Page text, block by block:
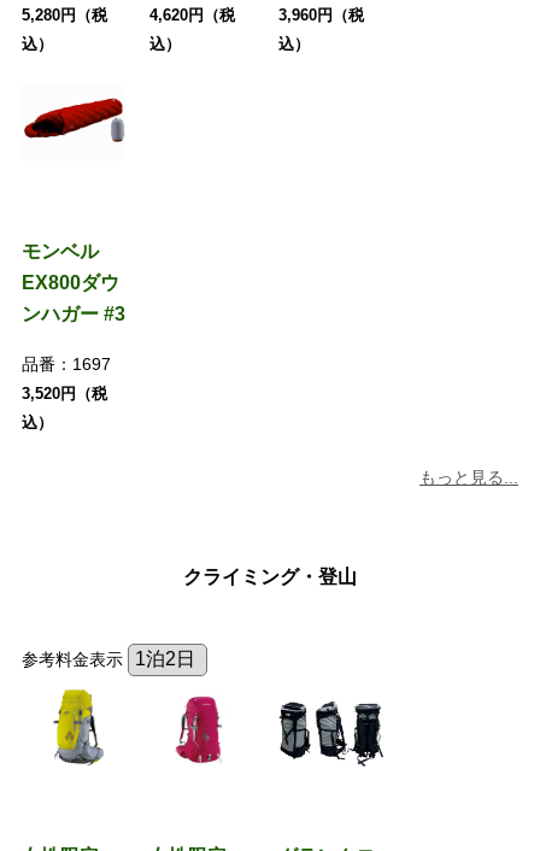
5,280円（税
込）
4,620円（税
込）
3,960円（税
込）
モンベル
EX800ダウ
ンハガー #3
品番： 1697
3,520円（税
込）
もっと見る...
クライミング・登山
参考料金表示